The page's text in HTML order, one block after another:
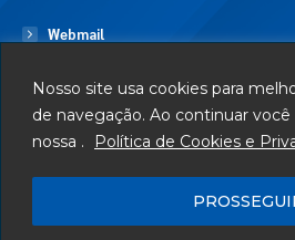
Nosso site usa cookies para
de navegação. Ao continuar
nossa .
Política de Cookies e
Webmail
Serviços
Telefones Úteis